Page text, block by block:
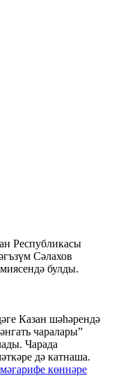
Республикасы
Сәлахов
булды.
Казан шәһәрендә
чаралары”
Чарада
дә катнаша.